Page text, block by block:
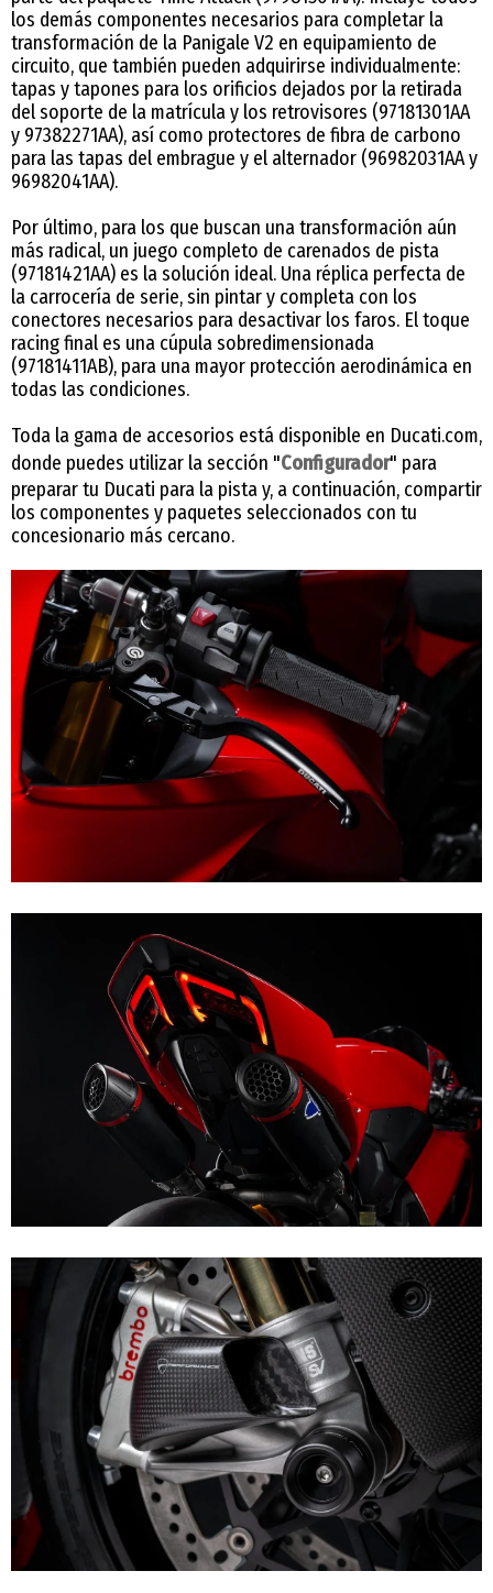
los demás componentes necesarios para completar la
transformación de la Panigale V2 en equipamiento de
circuito, que también pueden adquirirse individualmente:
tapas y tapones para los orificios dejados por la retirada
del soporte de la matrícula y los retrovisores (97181301AA
y 97382271AA), así como protectores de fibra de carbono
para las tapas del embrague y el alternador (96982031AA y
96982041AA).
Por último, para los que buscan una transformación aún
más radical, un juego completo de carenados de pista
(97181421AA) es la solución ideal. Una réplica perfecta de
la carrocería de serie, sin pintar y completa con los
conectores necesarios para desactivar los faros. El toque
racing final es una cúpula sobredimensionada
(97181411AB), para una mayor protección aerodinámica en
todas las condiciones.
Toda la gama de accesorios está disponible en Ducati.com,
donde puedes utilizar la sección "Configurador" para
preparar tu Ducati para la pista y, a continuación, compartir
los componentes y paquetes seleccionados con tu
concesionario más cercano.